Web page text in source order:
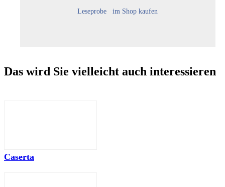
Leseprobe im Shop kaufen
Das wird Sie vielleicht auch interessieren
Caserta